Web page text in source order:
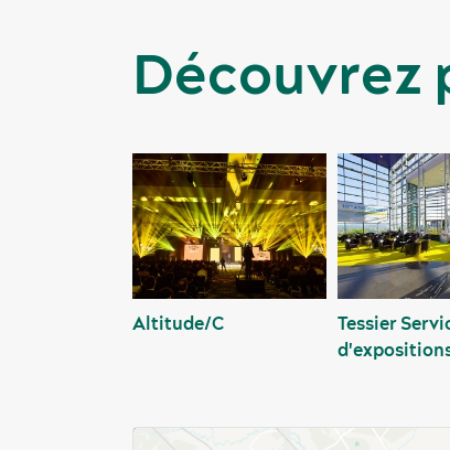
Découvrez
Altitude/C
Tessier